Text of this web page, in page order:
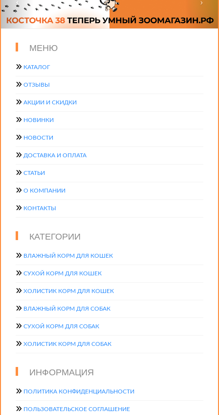
МЕНЮ
КАТАЛОГ
ОТЗЫВЫ
АКЦИИ И СКИДКИ
НОВИНКИ
НОВОСТИ
ДОСТАВКА И ОПЛАТА
СТАТЬИ
О КОМПАНИИ
КОНТАКТЫ
КАТЕГОРИИ
ВЛАЖНЫЙ КОРМ ДЛЯ КОШЕК
СУХОЙ КОРМ ДЛЯ КОШЕК
ХОЛИСТИК КОРМ ДЛЯ КОШЕК
ВЛАЖНЫЙ КОРМ ДЛЯ СОБАК
СУХОЙ КОРМ ДЛЯ СОБАК
ХОЛИСТИК КОРМ ДЛЯ СОБАК
ИНФОРМАЦИЯ
ПОЛИТИКА КОНФИДЕНЦИАЛЬНОСТИ
ПОЛЬЗОВАТЕЛЬСКОЕ СОГЛАШЕНИЕ